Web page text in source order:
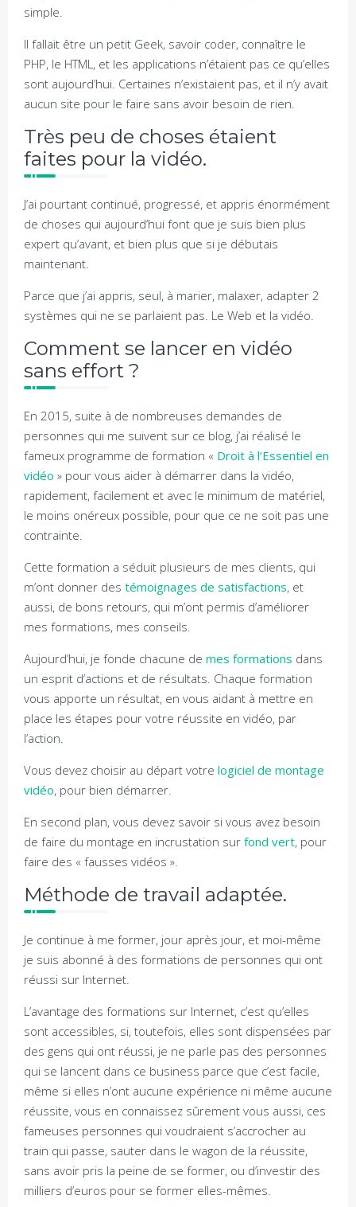
simple.
Il fallait être un petit Geek, savoir coder, connaître le
PHP, le HTML, et les applications n’étaient pas ce qu’elles
sont aujourd’hui. Certaines n’existaient pas, et il n’y avait
aucun site pour le faire sans avoir besoin de rien.
Très peu de choses étaient
faites pour la vidéo.
J’ai pourtant continué, progressé, et appris énormément
de choses qui aujourd’hui font que je suis bien plus
expert qu’avant, et bien plus que si je débutais
maintenant.
Parce que j’ai appris, seul, à marier, malaxer, adapter 2
systèmes qui ne se parlaient pas. Le Web et la vidéo.
Comment se lancer en vidéo
sans effort ?
En 2015, suite à de nombreuses demandes de
personnes qui me suivent sur ce blog, j’ai réalisé le
fameux programme de formation « Droit à l’Essentiel en
vidéo » pour vous aider à démarrer dans la vidéo,
rapidement, facilement et avec le minimum de matériel,
le moins onéreux possible, pour que ce ne soit pas une
contrainte.
Cette formation a séduit plusieurs de mes clients, qui
m’ont donner des témoignages de satisfactions, et
aussi, de bons retours, qui m’ont permis d’améliorer
mes formations, mes conseils.
Aujourd’hui, je fonde chacune de mes formations dans
un esprit d’actions et de résultats. Chaque formation
vous apporte un résultat, en vous aidant à mettre en
place les étapes pour votre réussite en vidéo, par
l’action.
Vous devez choisir au départ votre logiciel de montage
vidéo, pour bien démarrer.
En second plan, vous devez savoir si vous avez besoin
de faire du montage en incrustation sur fond vert, pour
faire des « fausses vidéos ».
Méthode de travail adaptée.
Je continue à me former, jour après jour, et moi-même
je suis abonné à des formations de personnes qui ont
réussi sur Internet.
L’avantage des formations sur Internet, c’est qu’elles
sont accessibles, si, toutefois, elles sont dispensées par
des gens qui ont réussi, je ne parle pas des personnes
qui se lancent dans ce business parce que c’est facile,
même si elles n’ont aucune expérience ni même aucune
réussite, vous en connaissez sûrement vous aussi, ces
fameuses personnes qui voudraient s’accrocher au
train qui passe, sauter dans le wagon de la réussite,
sans avoir pris la peine de se former, ou d’investir des
milliers d’euros pour se former elles-mêmes.